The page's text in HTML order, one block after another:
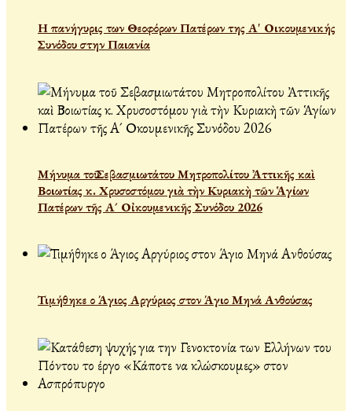
Η πανήγυρις των Θεοφόρων Πατέρων της Α' Οικουμενικής
Συνόδου στην Παιανία
Μήνυμα τοῦ Σεβασμιωτάτου Μητροπολίτου Ἀττικῆς καὶ
Βοιωτίας κ. Χρυσοστόμου γιὰ τὴν Κυριακὴ τῶν Ἁγίων
Πατέρων τῆς Α´ Οἰκουμενικῆς Συνόδου 2026
Τιμήθηκε ο Άγιος Αργύριος στον Άγιο Μηνά Ανθούσας